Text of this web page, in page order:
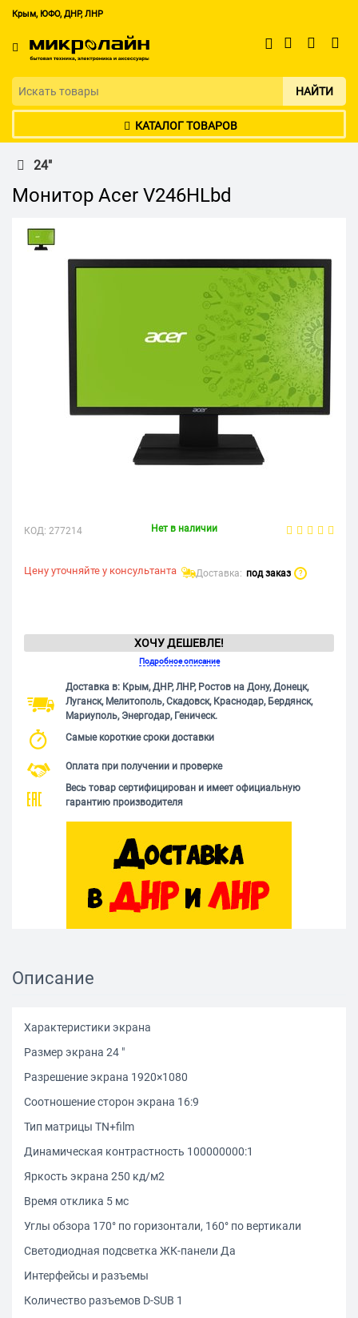
Крым, ЮФО, ДНР, ЛНР
НАЙТИ
КАТАЛОГ ТОВАРОВ
24"
Монитор Acer V246HLbd
КОД: 277214 Нет в наличии
Цену уточняйте у консультанта Доставка: под заказ ?
ХОЧУ ДЕШЕВЛЕ!
Подробное описание
Доставка в: Крым, ДНР, ЛНР, Ростов на Дону, Донецк,
Луганск, Мелитополь, Скадовск, Краснодар, Бердянск,
Мариуполь, Энергодар, Геническ.
Самые короткие сроки доставки
Оплата при получении и проверке
Весь товар сертифицирован и имеет официальную
гарантию производителя
Описание
Характеристики экрана
Размер экрана 24 "
Разрешение экрана 1920×1080
Соотношение сторон экрана 16:9
Тип матрицы TN+film
Динамическая контрастность 100000000:1
Яркость экрана 250 кд/м2
Время отклика 5 мс
Углы обзора 170° по горизонтали, 160° по вертикали
Светодиодная подсветка ЖК-панели Да
Интерфейсы и разъемы
Количество разъемов D-SUB 1